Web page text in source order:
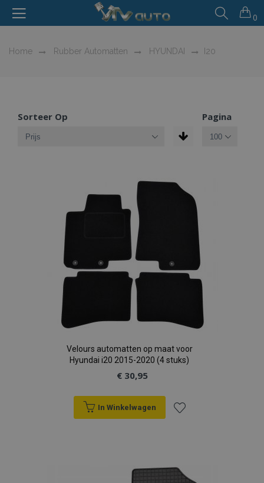
0
Home Rubber Automatten HYUNDAI I20
Sorteer Op Pagina
Velours automatten op maat voor
Hyundai i20 2015-2020 (4 stuks)
€ 30,95
In Winkelwagen
aan